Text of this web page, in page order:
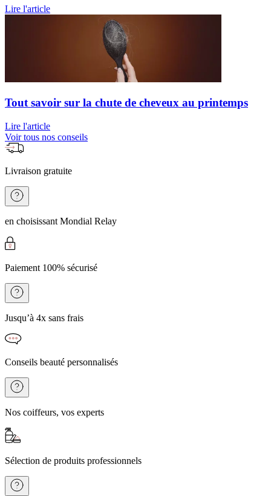
Lire l'article
Tout savoir sur la chute de cheveux au printemps
Lire l'article
Voir tous nos conseils
Livraison gratuite
en choisissant Mondial Relay
Paiement 100% sécurisé
Jusqu’à 4x sans frais
Conseils beauté personnalisés
Nos coiffeurs, vos experts
Sélection de produits professionnels